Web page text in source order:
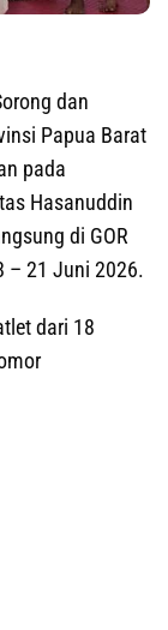
dan
Papua Barat
pada
Hasanuddin
di GOR
– 21 Juni 2026.
dari 18